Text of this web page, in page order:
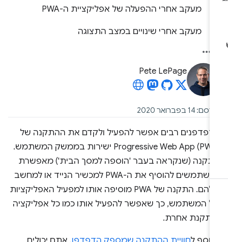
מעקב אחרי ההפעלה של אפליקציית ה-PWA
מעקב אחרי שינויים במצב התצוגה
Pete LePage
14 בפברואר 2020
רבים אפשר להפעיל ולקדם את ההתקנה של
Progressive Web App (PWA) ישירות בממשק המשתמש.
(שנקראה בעבר 'הוספה למסך הבית') מאפשרת
למשתמשים להוסיף את ה-PWA למכשיר הנייד או למחשב
שלהם. התקנה של PWA מוסיפה אותו למפעיל האפליקציות
המשתמש, כך שאפשר להפעיל אותו כמו כל אפליקציה
אחרת.